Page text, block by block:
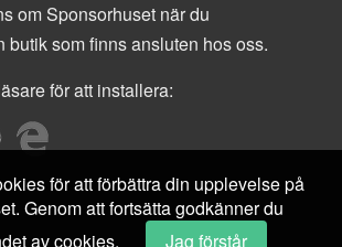
om Sponsorhuset när du
butik som finns ansluten hos oss.
för att installera:
för att förbättra din upplevelse på
Genom att fortsätta godkänner du
av cookies.
Jag förstår